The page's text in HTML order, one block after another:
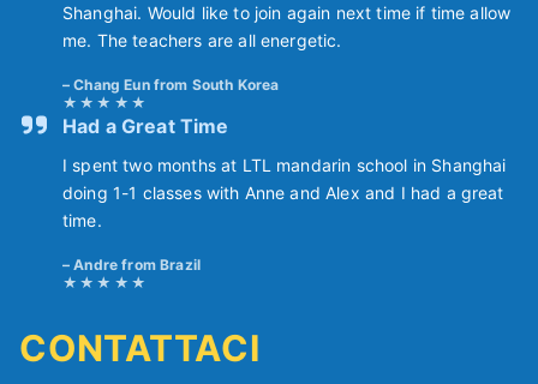
Shanghai. Would like to join again next time if time allow
me. The teachers are all energetic.
Chang Eun from South Korea
Had a Great Time
I spent two months at LTL mandarin school in Shanghai
doing 1-1 classes with Anne and Alex and I had a great
time.
Andre from Brazil
CONTATTACI